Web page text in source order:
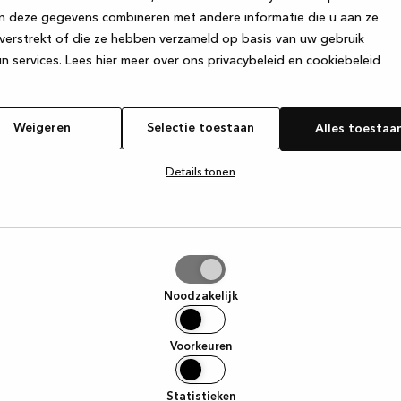
deze gegevens combineren met andere informatie die u aan ze
of die ze hebben verzameld op basis van uw gebruik
services. Lees hier meer over ons privacybeleid en cookiebeleid
Weigeren Selectie toestaan Alles
Details tonen
Noodzakelijk
Voorkeuren
Statistieken
has occurred while loadingwww.kvik.be (see the